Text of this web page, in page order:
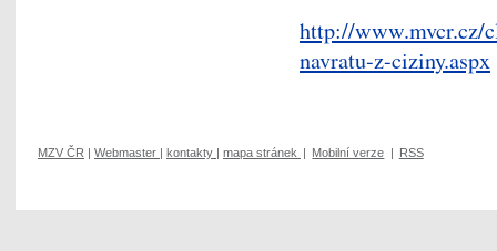
http://www.mvcr.cz/
navratu-z-ciziny.aspx
MZV ČR | Webmaster | kontakty | mapa stránek | Mobilní verze | RSS